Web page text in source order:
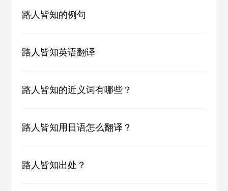
路人皆知的例句
路人皆知英语翻译
路人皆知的近义词有哪些？
路人皆知用日语怎么翻译？
路人皆知出处？